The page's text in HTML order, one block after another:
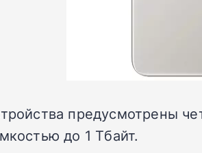
предусмотрены
до 1 Тбайт.